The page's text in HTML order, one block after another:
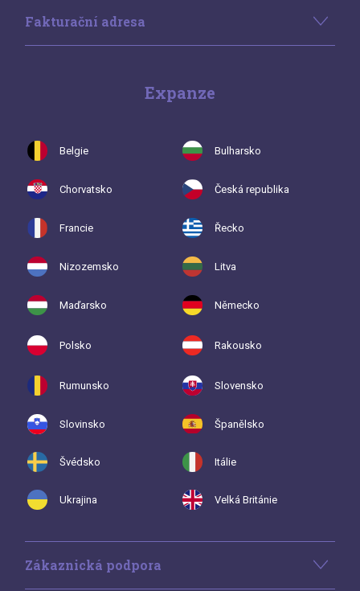
Fakturační adresa
Expanze
Belgie Bulharsko
Chorvatsko Česká republika
Francie Řecko
Nizozemsko Litva
Maďarsko Německo
Polsko Rakousko
Rumunsko Slovensko
Slovinsko Španělsko
Švédsko Itálie
Ukrajina Velká Británie
Zákaznická podpora